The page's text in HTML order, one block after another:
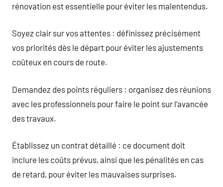
rénovation est essentielle pour éviter les malentendus.
Soyez clair sur vos attentes : définissez précisément
vos priorités dès le départ pour éviter les ajustements
coûteux en cours de route.
Demandez des points réguliers : organisez des réunions
avec les professionnels pour faire le point sur l’avancée
des travaux.
Établissez un contrat détaillé : ce document doit
inclure les coûts prévus, ainsi que les pénalités en cas
de retard, pour éviter les mauvaises surprises.